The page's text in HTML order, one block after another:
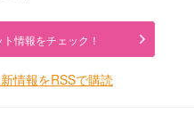
情報をチェック！
情報をRSSで購読